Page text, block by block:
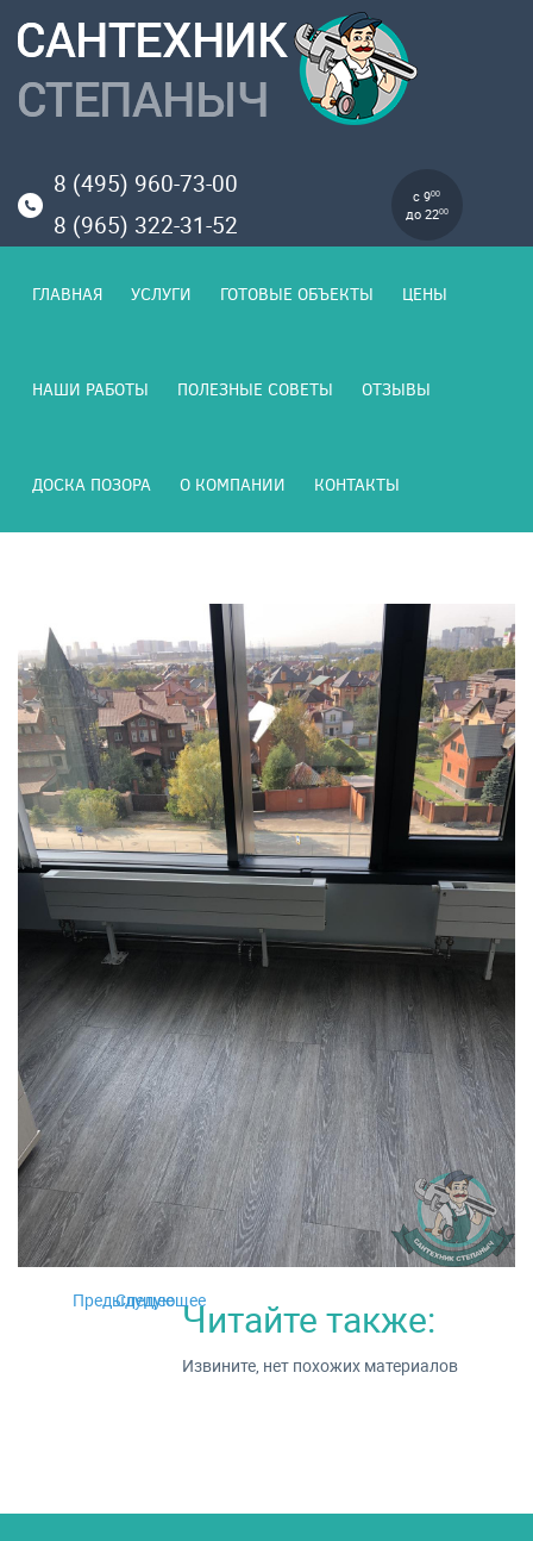
8 (495) 960-73-00
8 (965) 322-31-52
с 900
до 2200
ГЛАВНАЯ УСЛУГИ ГОТОВЫЕ ОБЪЕКТЫ ЦЕНЫ
НАШИ РАБОТЫ ПОЛЕЗНЫЕ СОВЕТЫ ОТЗЫВЫ
ДОСКА ПОЗОРА О КОМПАНИИ КОНТАКТЫ
Предыдущее
СледующееЧитайте также:
Извините, нет похожих материалов